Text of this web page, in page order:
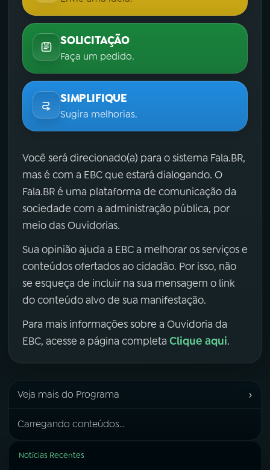
SOLICITAÇÃO
Faça um pedido.
SIMPLIFIQUE
Sugira melhorias.
Você será direcionado(a) para o sistema Fala.BR,
mas é com a EBC que estará dialogando. O
Fala.BR é uma plataforma de comunicação da
sociedade com a administração pública, por
meio das Ouvidorias.
Sua opinião ajuda a EBC a melhorar os serviços e
conteúdos ofertados ao cidadão. Por isso, não
se esqueça de incluir na sua mensagem o link
do conteúdo alvo de sua manifestação.
Para mais informações sobre a Ouvidoria da
EBC, acesse a página completa Clique aqui.
Veja mais do Programa ›
Carregando conteúdos...
Notícias Recentes